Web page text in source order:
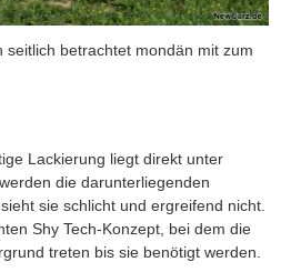
seitlich betrachtet mondän mit zum
Lackierung liegt direkt unter
die darunterliegenden
sie schlicht und ergreifend nicht.
Shy Tech-Konzept, bei dem die
treten bis sie benötigt werden.